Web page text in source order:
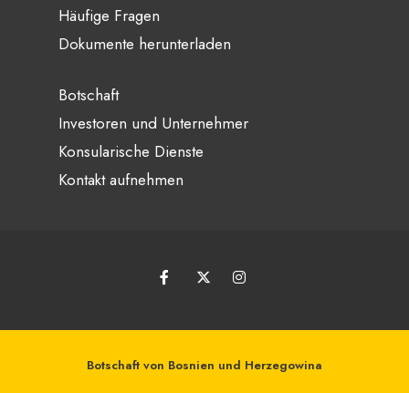
Häufige Fragen
Dokumente herunterladen
Botschaft
Investoren und Unternehmer
Konsularische Dienste
Kontakt aufnehmen
Botschaft von Bosnien und Herzegowina